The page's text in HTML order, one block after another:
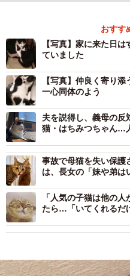
おすす
【写真】家に来た日
ていました
【写真】仲良く寄り
一心同体のよう
夫を説得し、義母の反
猫・はちみつちゃん…
事故で母猫を失い保
は、長女の「妹や弟は
「人気の子猫は他の
たら…「いてくれるだ